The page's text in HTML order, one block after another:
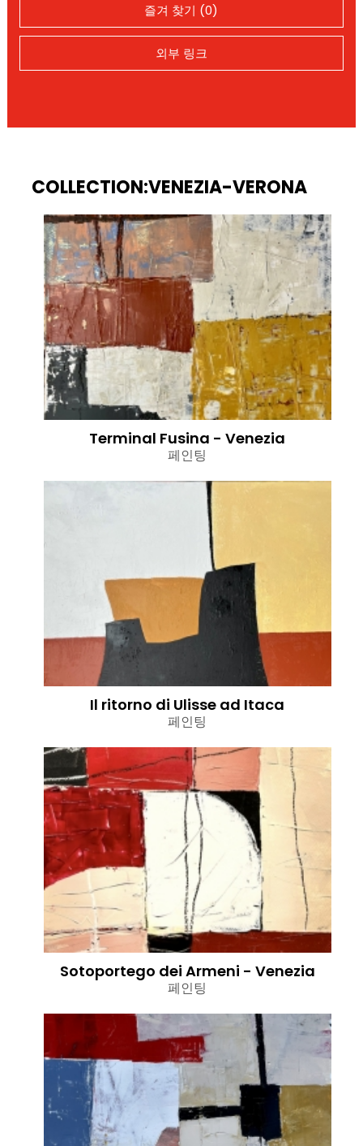
즐겨 찾기 (0)
외부 링크
COLLECTION:VENEZIA-VERONA
Terminal Fusina - Venezia
페인팅
Il ritorno di Ulisse ad Itaca
페인팅
Sotoportego dei Armeni - Venezia
페인팅